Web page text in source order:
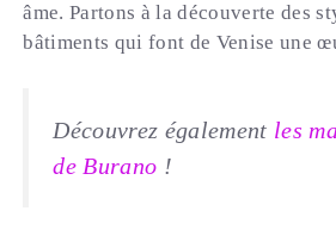
âme. Partons à la découverte des
bâtiments qui font de Venise une
Découvrez également les
de Burano !